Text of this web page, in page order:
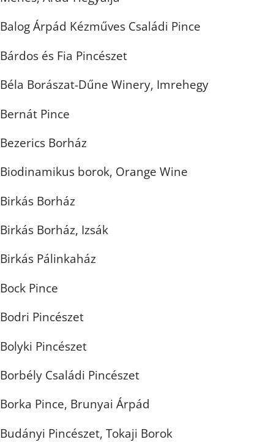
Balog Árpád Kézműves Családi Pince
Bárdos és Fia Pincészet
Béla Borászat-Dűne Winery, Imrehegy
Bernát Pince
Bezerics Borház
Biodinamikus borok, Orange Wine
Birkás Borház
Birkás Borház, Izsák
Birkás Pálinkaház
Bock Pince
Bodri Pincészet
Bolyki Pincészet
Borbély Családi Pincészet
Borka Pince, Brunyai Árpád
Budányi Pincészet, Tokaji Borok